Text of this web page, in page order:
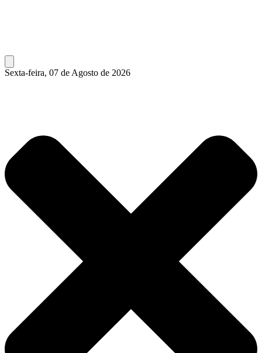
Sexta-feira, 07 de Agosto de 2026